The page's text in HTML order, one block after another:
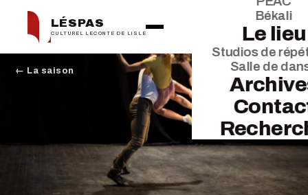
LÉSPAS
CULTUREL LECONTE DE LISLE
Békali
Le lieu
Studios de
Salle de
← La saison